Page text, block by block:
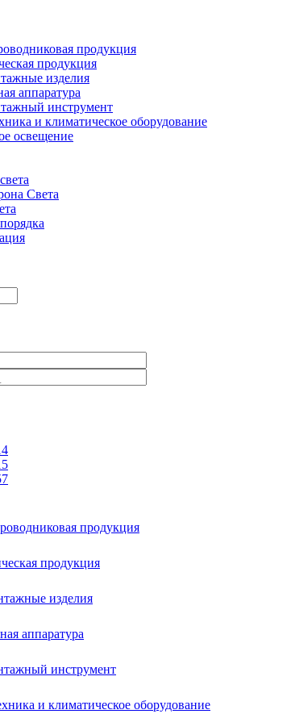
продукция
продукция
изделия
аппаратура
инструмент
и климатическое оборудование
освещение
Света
продукция
продукция
изделия
аппаратура
инструмент
и климатическое оборудование